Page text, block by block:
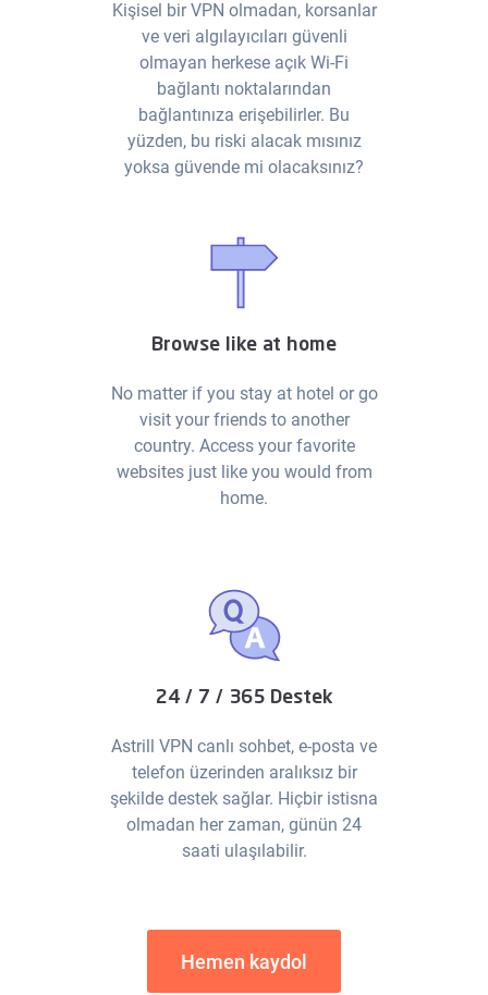
Kişisel bir VPN olmadan, korsanlar
ve veri algılayıcıları güvenli
olmayan herkese açık Wi-Fi
bağlantı noktalarından
bağlantınıza erişebilirler. Bu
yüzden, bu riski alacak mısınız
yoksa güvende mi olacaksınız?
Browse like at home
No matter if you stay at hotel or go
visit your friends to another
country. Access your favorite
websites just like you would from
home.
24 / 7 / 365 Destek
Astrill VPN canlı sohbet, e-posta ve
telefon üzerinden aralıksız bir
şekilde destek sağlar. Hiçbir istisna
olmadan her zaman, günün 24
saati ulaşılabilir.
Hemen kaydol